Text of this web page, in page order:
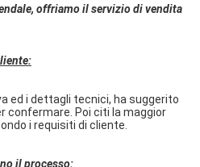
offriamo il servizio di vendita
ed i dettagli tecnici, ha suggerito
confermare. Poi citi la maggior
i requisiti di cliente.
il processo: